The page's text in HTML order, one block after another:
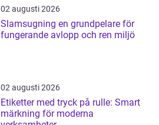
02 augusti 2026
Slamsugning en grundpelare för
fungerande avlopp och ren miljö
02 augusti 2026
Etiketter med tryck på rulle: Smart
märkning för moderna